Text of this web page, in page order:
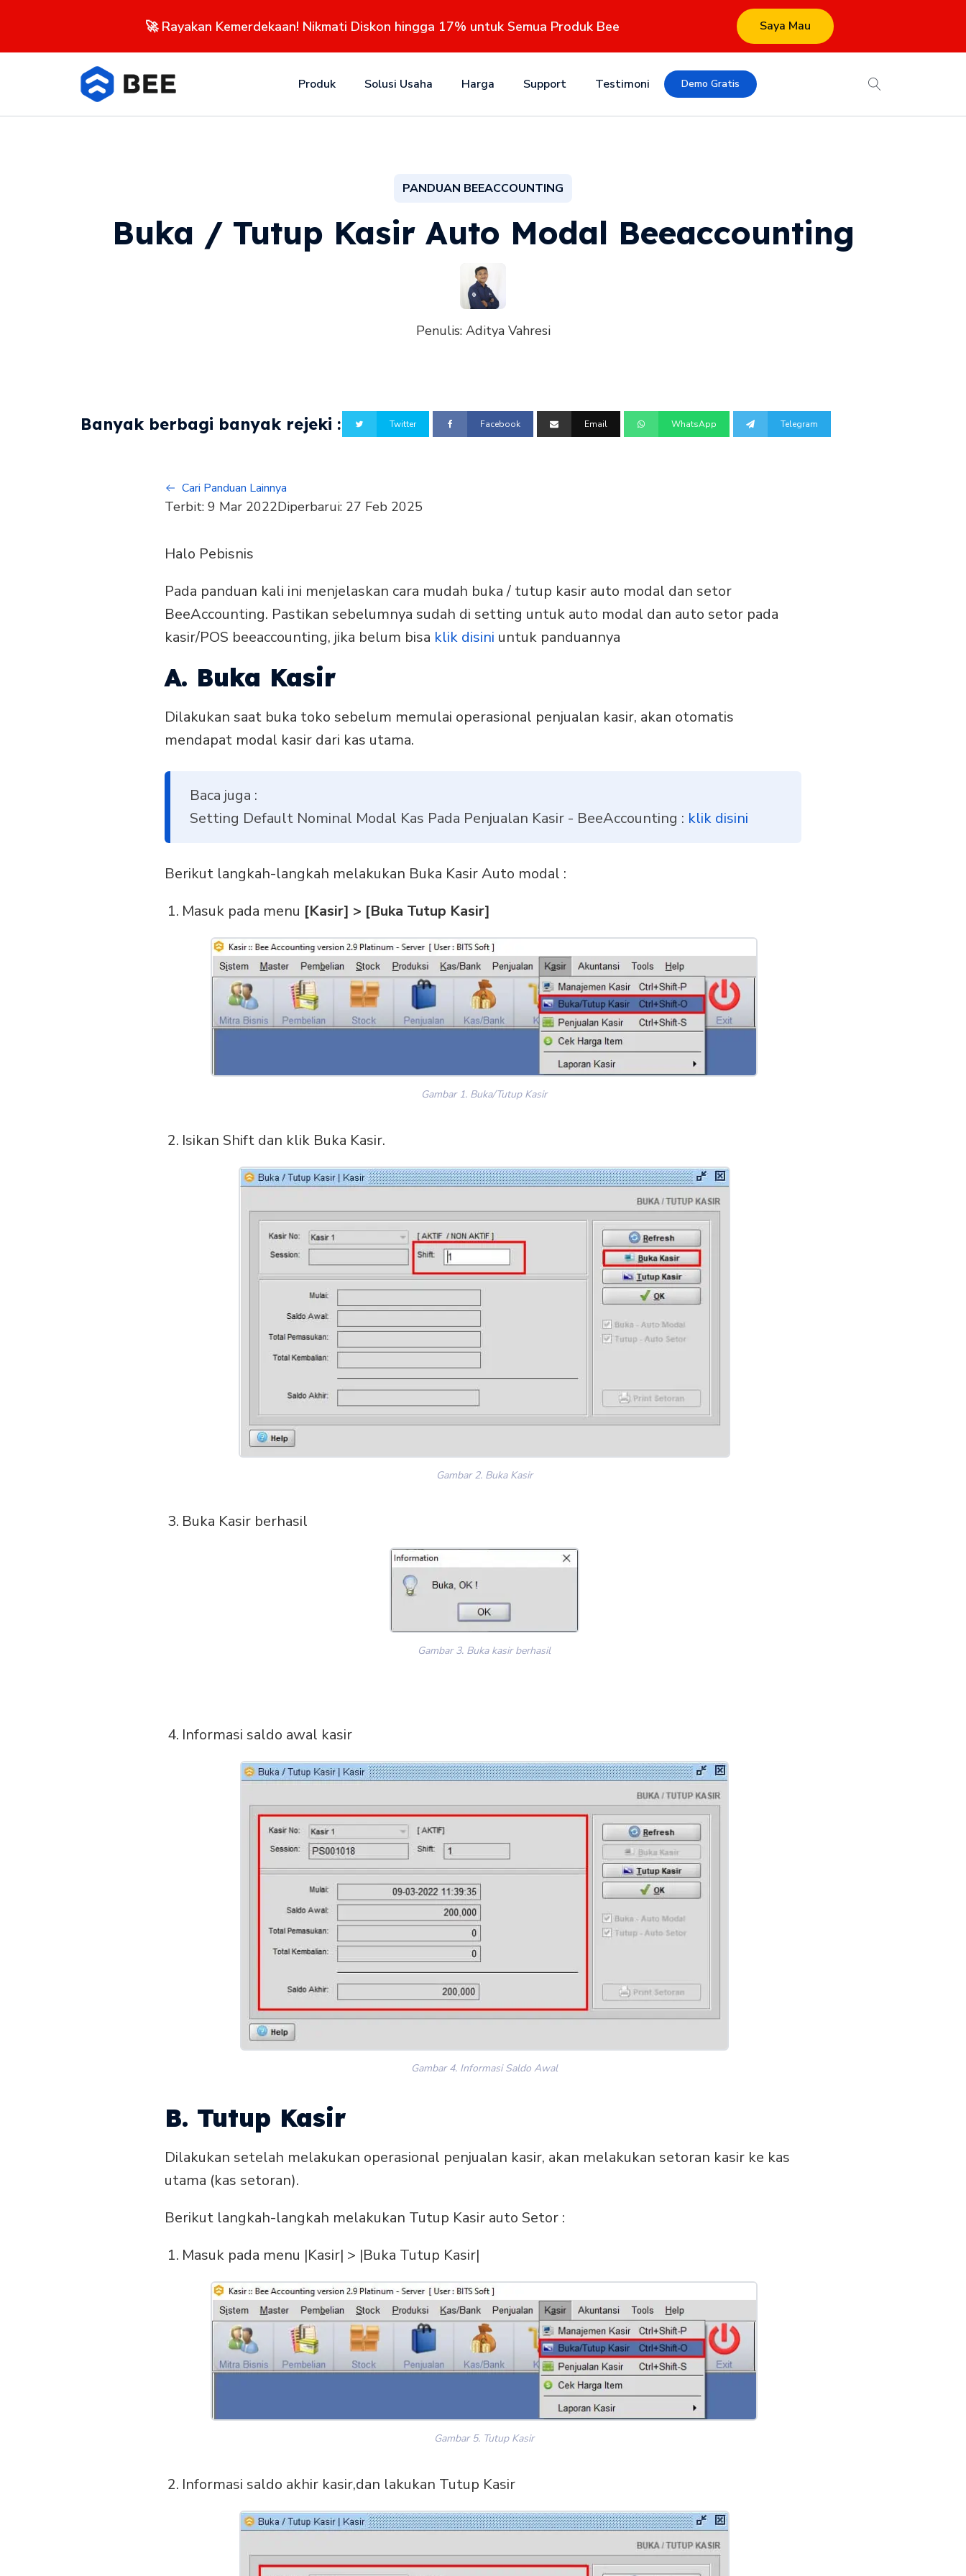
🚀 Rayakan Kemerdekaan! Nikmati Diskon hingga 17% untuk Semua Produk Bee Saya Mau
Produk Solusi Usaha Harga Support Testimoni Demo Gratis
PANDUAN BEEACCOUNTING
Buka / Tutup Kasir Auto Modal Beeaccounting
Penulis: Aditya Vahresi
Banyak berbagi banyak rejeki : Twitter Facebook Email WhatsApp Telegram
Cari Panduan Lainnya
Terbit:9 Mar 2022Diperbarui: 27 Feb 2025
Halo Pebisnis
Pada panduan kali ini menjelaskan cara mudah buka / tutup kasir auto modal dan setor
BeeAccounting. Pastikan sebelumnya sudah di setting untuk auto modal dan auto setor pada
kasir/POS beeaccounting, jika belum bisa klik disini untuk panduannya
A. Buka Kasir
Dilakukan saat buka toko sebelum memulai operasional penjualan kasir, akan otomatis
mendapat modal kasir dari kas utama.
Baca juga :
Setting Default Nominal Modal Kas Pada Penjualan Kasir - BeeAccounting : klik disini
Berikut langkah-langkah melakukan Buka Kasir Auto modal :
Masuk pada menu [Kasir] > [Buka Tutup Kasir]
Gambar 1. Buka/Tutup Kasir
Isikan Shift dan klik Buka Kasir.
Gambar 2. Buka Kasir
Buka Kasir berhasil
Gambar 3. Buka kasir berhasil
Informasi saldo awal kasir
Gambar 4. Informasi Saldo Awal
B. Tutup Kasir
Dilakukan setelah melakukan operasional penjualan kasir, akan melakukan setoran kasir ke kas
utama (kas setoran).
Berikut langkah-langkah melakukan Tutup Kasir auto Setor :
Masuk pada menu |Kasir| > |Buka Tutup Kasir|
Gambar 5. Tutup Kasir
Informasi saldo akhir kasir,dan lakukan Tutup Kasir